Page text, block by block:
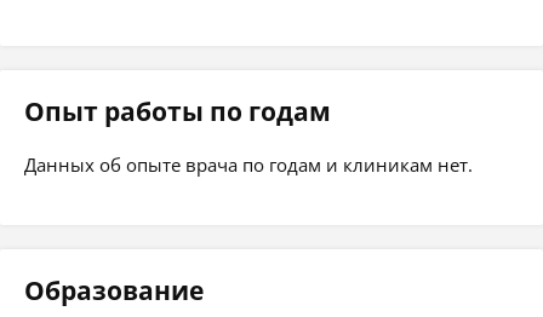
Опыт работы по годам
Данных об опыте врача по годам и клиникам нет.
Образование